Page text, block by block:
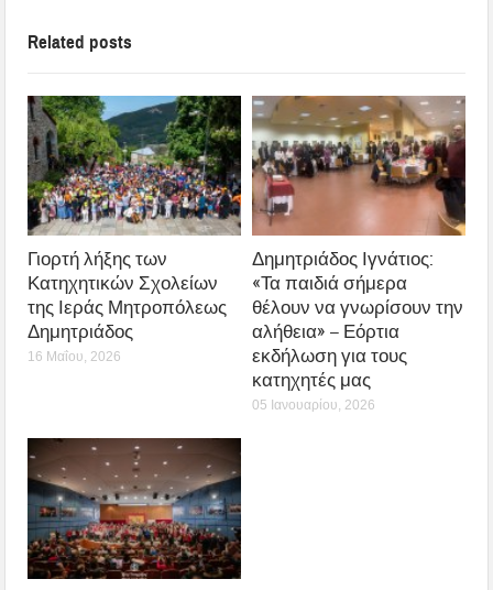
Related posts
Γιορτή λήξης των
Κατηχητικών Σχολείων
της Ιεράς Μητροπόλεως
Δημητριάδος
16 Μαΐου, 2026
Δημητριάδος Ιγνάτιος:
«Τα παιδιά σήμερα
θέλουν να γνωρίσουν την
αλήθεια» – Εόρτια
εκδήλωση για τους
κατηχητές μας
05 Ιανουαρίου, 2026